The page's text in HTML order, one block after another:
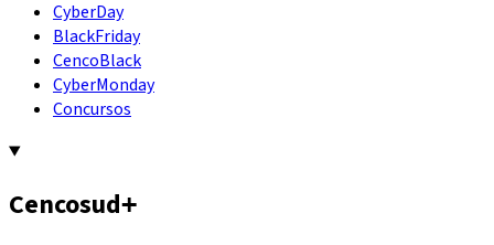
CyberDay
BlackFriday
CencoBlack
CyberMonday
Concursos
Cencosud+